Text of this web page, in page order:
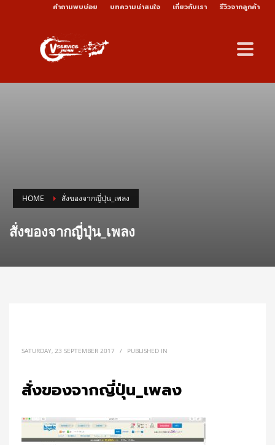
คำถามพบบ่อย บทความน่าสนใจ เกี่ยวกับเรา รีวิวจากลูกค้า
HOME สั่งของจากญี่ปุ่น_เพลง
สั่งของจากญี่ปุ่น_เพลง
SATURDAY, 23 SEPTEMBER 2017 / PUBLISHED IN
สั่งของจากญี่ปุ่น_เพลง